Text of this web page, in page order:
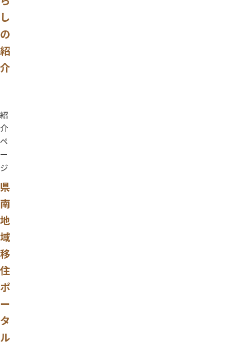
し
の
紹
介
紹
介
ペ
ー
ジ
県
南
地
域
移
住
ポ
ー
タ
ル